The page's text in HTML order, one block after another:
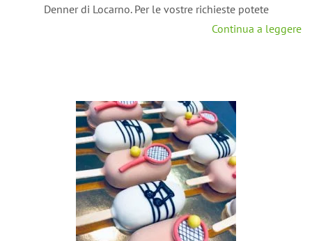
Denner di Locarno. Per le vostre richieste potete
Continua a leggere